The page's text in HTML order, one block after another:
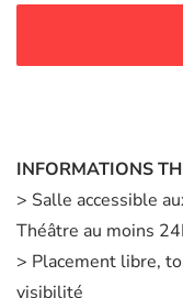
INFORMATIONS
> Salle accessible
Théâtre au moins
> Placement libre,
visibilité